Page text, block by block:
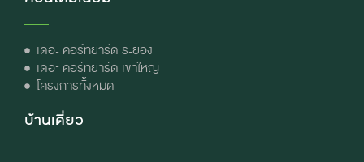
เดอะ คอร์ทยาร์ด ระยอง
เดอะ คอร์ทยาร์ด เขาใหญ่
โครงการทั้งหมด
บ้านเดี่ยว